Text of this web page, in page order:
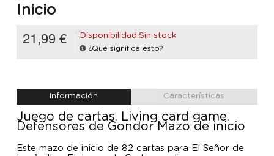
Inicio
21,99 € Disponibilidad:Sin stock
¿Qué significa esto?
Información Características
Juego de cartas. Living card game.
Defensores de Gondor Mazo de inicio
Este mazo de inicio de 82 cartas para El Señor de